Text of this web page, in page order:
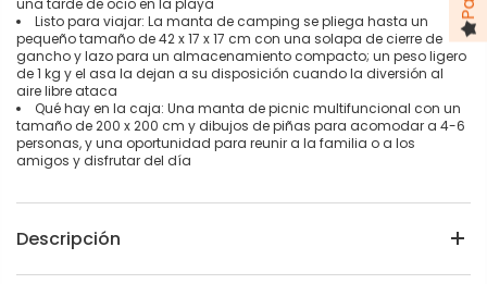
una tarde de ocio en la playa
Listo para viajar: La manta de camping se pliega hasta un
pequeño tamaño de 42 x 17 x 17 cm con una solapa de cierre de
gancho y lazo para un almacenamiento compacto; un peso ligero
de 1 kg y el asa la dejan a su disposición cuando la diversión al
aire libre ataca
Qué hay en la caja: Una manta de picnic multifuncional con un
tamaño de 200 x 200 cm y dibujos de piñas para acomodar a 4-6
personas, y una oportunidad para reunir a la familia o a los
amigos y disfrutar del día
Descripción